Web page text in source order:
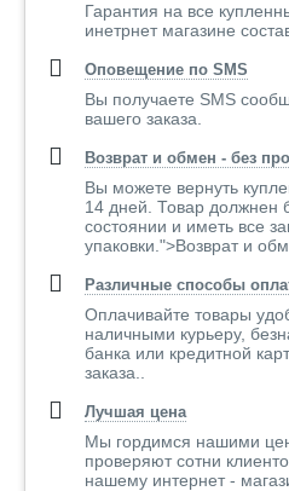
Гарантия на все
инетрнет магазине
Оповещение по SMS
Вы получаете SMS
вашего заказа.
Возврат и обмен - без
Вы можете вернуть
14 дней. Товар должнен
состоянии и иметь все
упаковки.">Возврат и
Различные способы
Оплачивайте товары
наличными курьеру,
банка или кредитной
заказа..
Лучшая цена
Мы гордимся нашими
проверяют сотни
нашему интернет -